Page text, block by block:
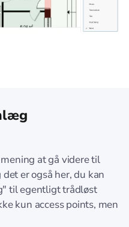
at gå videre til
er også her, du kan
til egentligt trådløst
kun access points, men